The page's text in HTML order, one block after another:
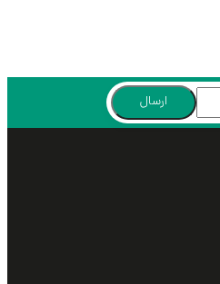
ارسال